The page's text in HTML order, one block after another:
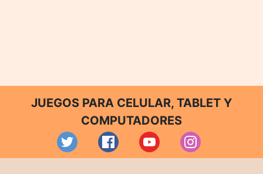
JUEGOS PARA CELULAR, TABLET Y
COMPUTADORES